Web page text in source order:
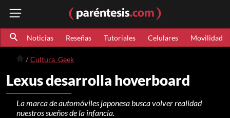
Noticias Reseñas Tutoriales Celulares Movilidad
Cultura_Geek
Lexus desarrolla hoverboard
La marca de automóviles japonesa busca volver realidad
nuestros sueños de la infancia.